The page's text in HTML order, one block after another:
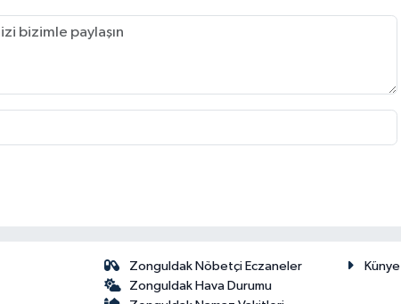
Zonguldak Nöbetçi Eczaneler
Zonguldak Hava Durumu
Künye